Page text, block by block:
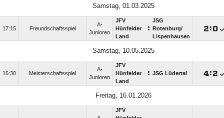
Samstag, 01.03.2025
17:15 Freundschaftsspiel
A-
Junioren
JFV
Hünfelder
Land
:
JSG
Rotenburg/​
Lispenhausen
:
Samstag, 10.05.2025
16:30 Meisterschaftsspiel
A-
Junioren
JFV
Hünfelder
Land
: JSG Lüdertal :
Freitag, 16.01.2026
JFV